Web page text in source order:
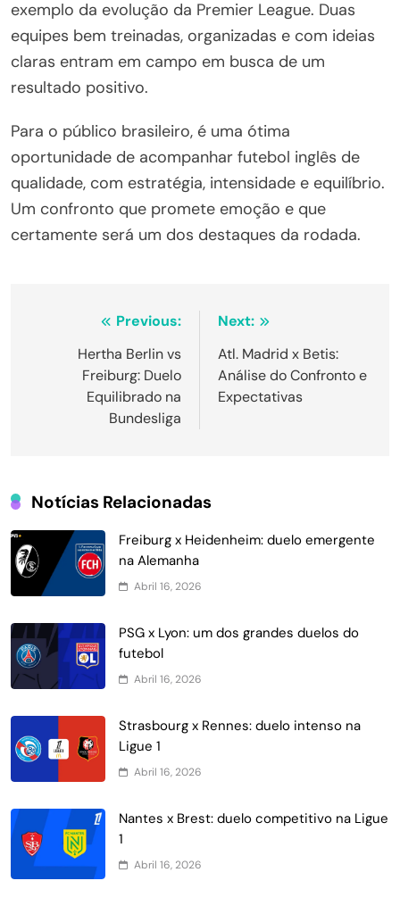
exemplo da evolução da Premier League. Duas
equipes bem treinadas, organizadas e com ideias
claras entram em campo em busca de um
resultado positivo.
Para o público brasileiro, é uma ótima
oportunidade de acompanhar futebol inglês de
qualidade, com estratégia, intensidade e equilíbrio.
Um confronto que promete emoção e que
certamente será um dos destaques da rodada.
NavegaçãoPrevious:
Hertha Berlin vs
Freiburg: Duelo
Equilibrado na
Bundesliga
Next:
Atl. Madrid x Betis:
Análise do Confronto e
Expectativas
Notícias Relacionadas
Freiburg x Heidenheim: duelo emergente
na Alemanha
Abril 16, 2026
PSG x Lyon: um dos grandes duelos do
futebol
Abril 16, 2026
Strasbourg x Rennes: duelo intenso na
Ligue 1
Abril 16, 2026
Nantes x Brest: duelo competitivo na Ligue
1
Abril 16, 2026